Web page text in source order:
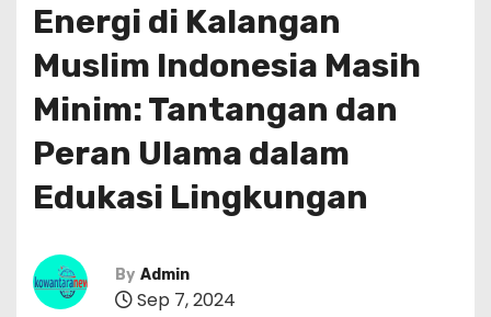
Energi di Kalangan
Muslim Indonesia Masih
Minim: Tantangan dan
Peran Ulama dalam
Edukasi Lingkungan
By Admin
Sep 7, 2024